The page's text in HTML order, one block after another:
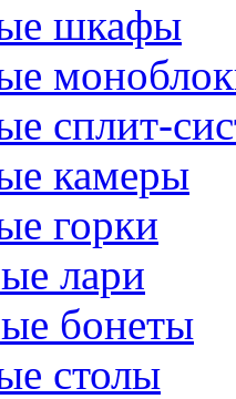
шкафы
сплит-
камеры
горки
лари
бонеты
столы